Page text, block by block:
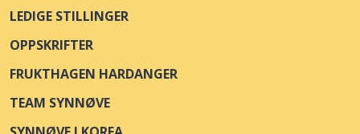
STORGATA 62
KIWI SKJÆRHALDEN
LEDIGE STILLINGER
OPPSKRIFTER
FRUKTHAGEN HARDANGER
TEAM SYNNØVE